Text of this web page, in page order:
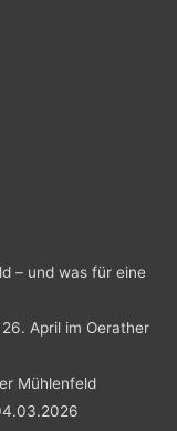
– und was für eine
April im Oerather
Mühlenfeld